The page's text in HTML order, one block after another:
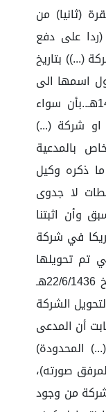
(ثانيا) من
على دفع
(...)) بتاريخ
اسمها الى
شركة (...) المحدودة في عام 1436هـ..بأن سواء
شركة (...)
بالمدعية
ذكره وكيل
لا جدوى
وأن اثبتنا
في شركة
تم تحويلها
الى شركة ((...) المحدودة) منذ تاريخ 22/6/1436هـ
الشركة
أن المدعى
المحدودة)
صورته)،
من وجود